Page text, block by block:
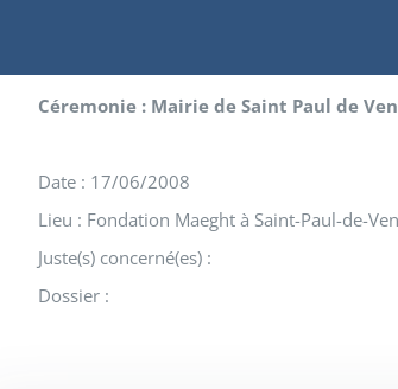
Céremonie : Mairie de Saint Paul de
Date : 17/06/2008
Lieu : Fondation Maeght à Saint-Paul-de-
Juste(s) concerné(es) :
Dossier :